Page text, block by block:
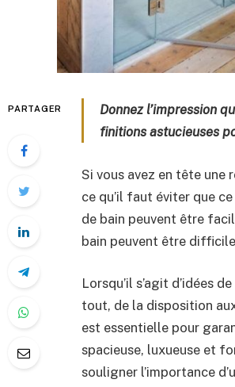
PARTAGER
Donnez l’impression
finitions astucieuses
Si vous avez en tête
ce qu’il faut éviter que
de bain peuvent être
bain peuvent être
Lorsqu’il s’agit d’idées
tout, de la disposition
est essentielle pour
spacieuse, luxueuse et
souligner l’importance